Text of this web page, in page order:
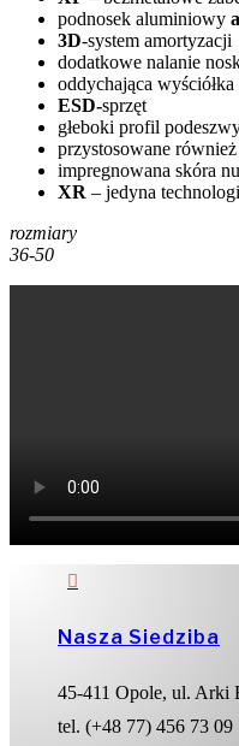
podnosek aluminiowy
3D-system amortyzacji
dodatkowe nalanie
oddychająca wyściółka
ESD-sprzęt
głeboki profil
przystosowane
impregnowana skóra
XR – jedyna
rozmiary
36-50

Nasza Siedziba
45-411 Opole, ul. Arki
tel. (+48 77) 456 73 09